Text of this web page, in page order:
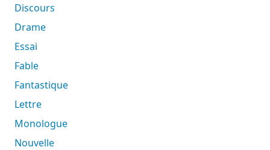
Discours
Drame
Essai
Fable
Fantastique
Lettre
Monologue
Nouvelle